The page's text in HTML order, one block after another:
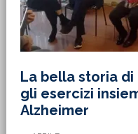
La bella storia
gli esercizi
Alzheimer